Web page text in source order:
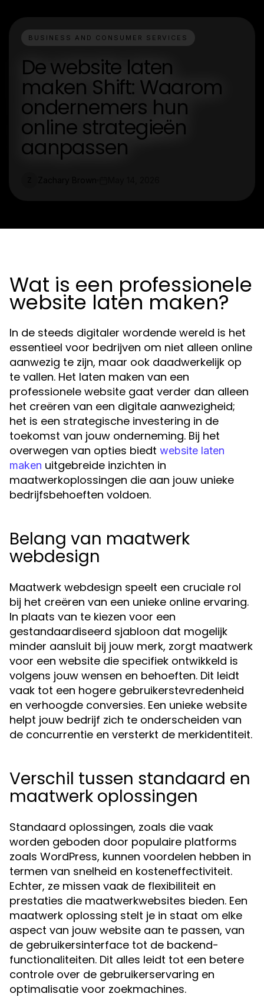
BUSINESS AND CONSUMER SERVICES
De website laten
maken Shift: Waarom
ondernemers hun
online strategieën
aanpassen
Wat is een professionele
website laten maken?
In de steeds digitaler wordende wereld is het
essentieel voor bedrijven om niet alleen online
aanwezig te zijn, maar ook daadwerkelijk op
te vallen. Het laten maken van een
professionele website gaat verder dan alleen
het creëren van een digitale aanwezigheid;
het is een strategische investering in de
toekomst van jouw onderneming. Bij het
overwegen van opties biedt website laten
maken uitgebreide inzichten in
maatwerkoplossingen die aan jouw unieke
bedrijfsbehoeften voldoen.
Belang van maatwerk
webdesign
Maatwerk webdesign speelt een cruciale rol
bij het creëren van een unieke online ervaring.
In plaats van te kiezen voor een
gestandaardiseerd sjabloon dat mogelijk
minder aansluit bij jouw merk, zorgt maatwerk
voor een website die specifiek ontwikkeld is
volgens jouw wensen en behoeften. Dit leidt
vaak tot een hogere gebruikerstevredenheid
en verhoogde conversies. Een unieke website
helpt jouw bedrijf zich te onderscheiden van
de concurrentie en versterkt de merkidentiteit.
Verschil tussen standaard en
maatwerk oplossingen
Standaard oplossingen, zoals die vaak
worden geboden door populaire platforms
zoals WordPress, kunnen voordelen hebben in
termen van snelheid en kosteneffectiviteit.
Echter, ze missen vaak de flexibiliteit en
prestaties die maatwerkwebsites bieden. Een
maatwerk oplossing stelt je in staat om elke
aspect van jouw website aan te passen, van
de gebruikersinterface tot de backend-
functionaliteiten. Dit alles leidt tot een betere
controle over de gebruikerservaring en
optimalisatie voor zoekmachines.